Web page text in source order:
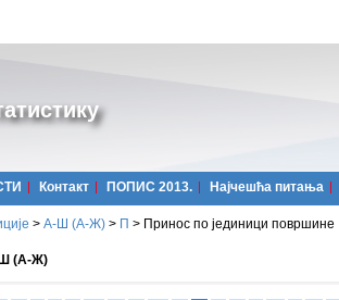
Контакт ПОПИС 2013. Најчешћa питања
> А-Ш (A-Ж) > П > Принос по јединици површине
Ш (А-Ж)